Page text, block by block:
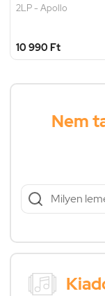
2LP - Apollo
10 990 Ft
Nem